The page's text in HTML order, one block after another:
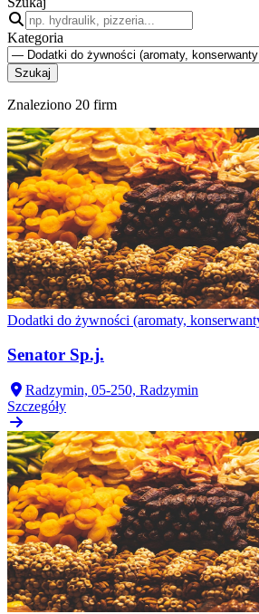
Kategoria
Szukaj
Znaleziono 20 firm
Dodatki do żywności (aromaty,
Senator Sp.j.
Radzymin, 05-250, Radzymin
Szczegóły